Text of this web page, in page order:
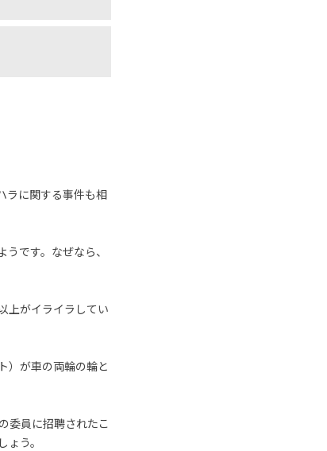
ラに関する事件も相
です。なぜなら、
上がイライラしてい
）が車の両輪の輪と
委員に招聘されたこ
う。